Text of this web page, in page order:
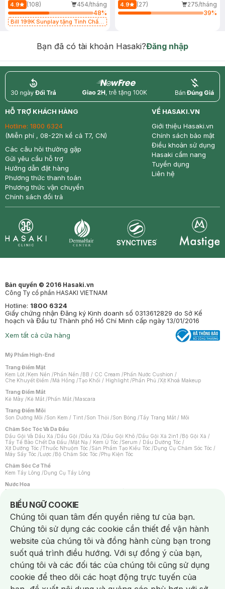
4.9 (108)
454/tháng
48%
Bill 199K Sunplay tặng Tinh Chất
4.9 (27)
275/tháng
39%
Bạn đã có tài khoản Hasaki?Đăng nhập
return nowfree price
HỖ TRỢ KHÁCH HÀNG
Hotline: 1800 6324
(Miễn phí , 08-22h kể cả T7, CN)
Các câu hỏi thường gặp
Gửi yêu cầu hỗ trợ
Hướng dẫn đặt hàng
Phương thức thanh toán
Phương thức vận chuyển
Chính sách đổi trả
VỀ HASAKI.VN
Giới thiệu Hasaki.vn
Chính sách bảo mật
Điều khoản sử dụng
Hasaki cẩm nang
Tuyển dụng
Liên hệ
Bản quyền © 2016 Hasaki.vn
Công Ty cổ phần HASAKI VIETNAM
Hotline: 1800 6324
Giấy chứng nhận Đăng ký Kinh doanh số 0313612829 do Sở Kế
hoạch và Đầu tư Thành phố Hồ Chí Minh cấp ngày 13/01/2016
Xem tất cả cửa hàng
Mỹ Phẩm High-End
Trang Điểm Mặt
Kem Lót /Kem Nền /Phấn Nền /BB / CC Cream /Phấn Nước Cushion /
Che Khuyết Điểm /Má Hồng /Tạo Khối / Highlight /Phấn Phủ /Xịt Khoá Makeup
Trang Điểm Mắt
Kẻ Mày /Kẻ Mắt /Phấn Mắt /Mascara
Trang Điểm Môi
Son Dưỡng Môi /Son Kem / Tint /Son Thỏi /Son Bóng /Tẩy Trang Mắt / Môi
Chăm Sóc Tóc Và Da Đầu
Dầu Gội Và Dầu Xả /Dầu Gội /Dầu Xả /Dầu Gội Khô /Dầu Gội Xả 2in1 /Bộ Gội Xả /
Tẩy Tế Bào Chết Da Đầu /Mặt Nạ / Kem Ủ Tóc /Serum / Dầu Dưỡng Tóc /
Xịt Dưỡng Tóc /Thuốc Nhuộm Tóc /Sản Phẩm Tạo Kiểu Tóc /Dụng Cụ Chăm Sóc Tóc /
Máy Sấy Tóc /Lược /Bộ Chăm Sóc Tóc /Phụ Kiện Tóc
Chăm Sóc Cơ Thể
Kem Tẩy Lông /Dụng Cụ Tẩy Lông
Nước Hoa
Nước Hoa Nữ
Chăm Sóc Cá Nhân
Chống Muỗi /Khẩu Trang /Máy Massage/Mặt Nạ Xông Hơi /Nước Rửa Tay/
Sản Phẩm Chăm Sóc Khác /Bàn Chải Đánh Răng /Bàn Chải Điện/
Hỗ Trợ Trắng Răng/Kem Đánh Răng /Máy Tăm Nước/ Nước Súc Miệng/
Tăm / Chỉ Nha Khoa/ Xịt Thơm Miệng / Dung Dịch Vệ Sinh/Dưỡng Vùng Kín/
Khăn Ướt Vệ Sinh Vùng Kín/Băng Vệ Sinh/Tampon/Bọt Cạo Râu /Dao Cạo Râu/
Máy Cạo Râu
Vấn Đề Về Da
Da Dầu / Lỗ Chân Lông To/ Da Khô / Mất Nước/ Da Lão Hóa/ Da Mụn/
Da Nhạy Cảm / Kích Ứng
Da Xỉn Màu Thâm / Nám / Tàn Nhang
Quầng Thâm & Bọng Mắt /Sẹo /Viêm Da Cơ Địa
BIỂU NGỮ COOKIE
Notice about cookies usage
Chúng tôi quan tâm đến quyền riêng tư của bạn.
Chúng tôi sử dụng các cookie cần thiết để vận hành
website của chúng tôi và đồng hành cùng bạn trong
suốt quá trình điều hướng. Với sự đồng ý của bạn,
chúng tôi và các đối tác của chúng tôi cũng sử dụng
cookie để theo dõi các hoạt động trực tuyến của